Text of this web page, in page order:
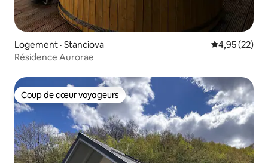
Logement · Stanciova Note
4,95 (22)
Résidence Aurorae
Coup de cœur voyageurs
Coup de cœur voyageurs